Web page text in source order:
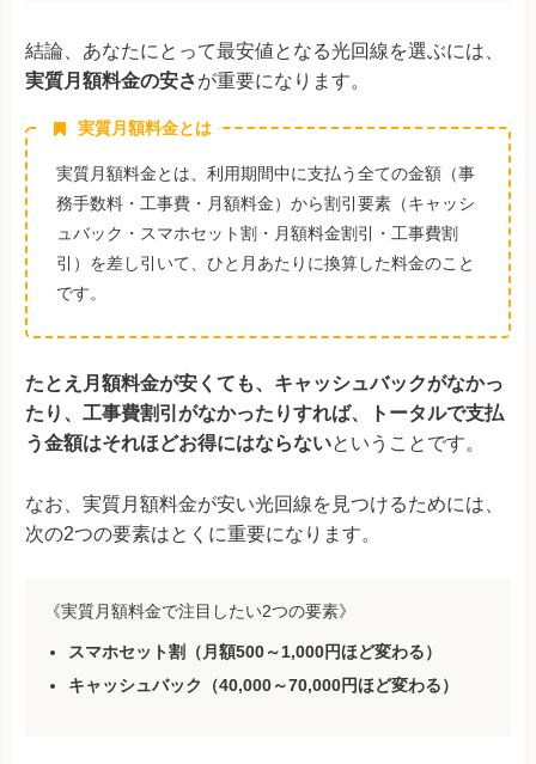
結論、あなたにとって最安値となる光回線を選ぶには、
実質月額料金の安さが重要になります。
実質月額料金とは
実質月額料金とは、利用期間中に支払う全ての金額（事
務手数料・工事費・月額料金）から割引要素（キャッシ
ュバック・スマホセット割・月額料金割引・工事費割
引）を差し引いて、ひと月あたりに換算した料金のこと
です。
たとえ月額料金が安くても、キャッシュバックがなかっ
たり、工事費割引がなかったりすれば、トータルで支払
う金額はそれほどお得にはならないということです。
なお、実質月額料金が安い光回線を見つけるためには、
次の2つの要素はとくに重要になります。
《実質月額料金で注目したい2つの要素》
スマホセット割
（月額500～1,000円ほど変わる）
キャッシュバック
（40,000～70,000円ほど変わる）